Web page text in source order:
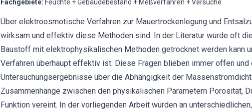
Fachgebiete: Feuchte + Gebäudebestand + Meßverfahren + Versuche
Über elektroosmotische Verfahren zur Mauertrockenlegung und
wirksam und effektiv diese Methoden sind. In der Literatur wurde oft
Baustoff mit elektrophysikalischen Methoden getrocknet werden kann
Verfahren überhaupt effektiv ist. Diese Fragen blieben immer offen
Untersuchungsergebnisse über die Abhängigkeit der
Zusammenhänge zwischen den physikalischen Parametern Porosität,
Funktion vereint. In der vorliegenden Arbeit wurden an